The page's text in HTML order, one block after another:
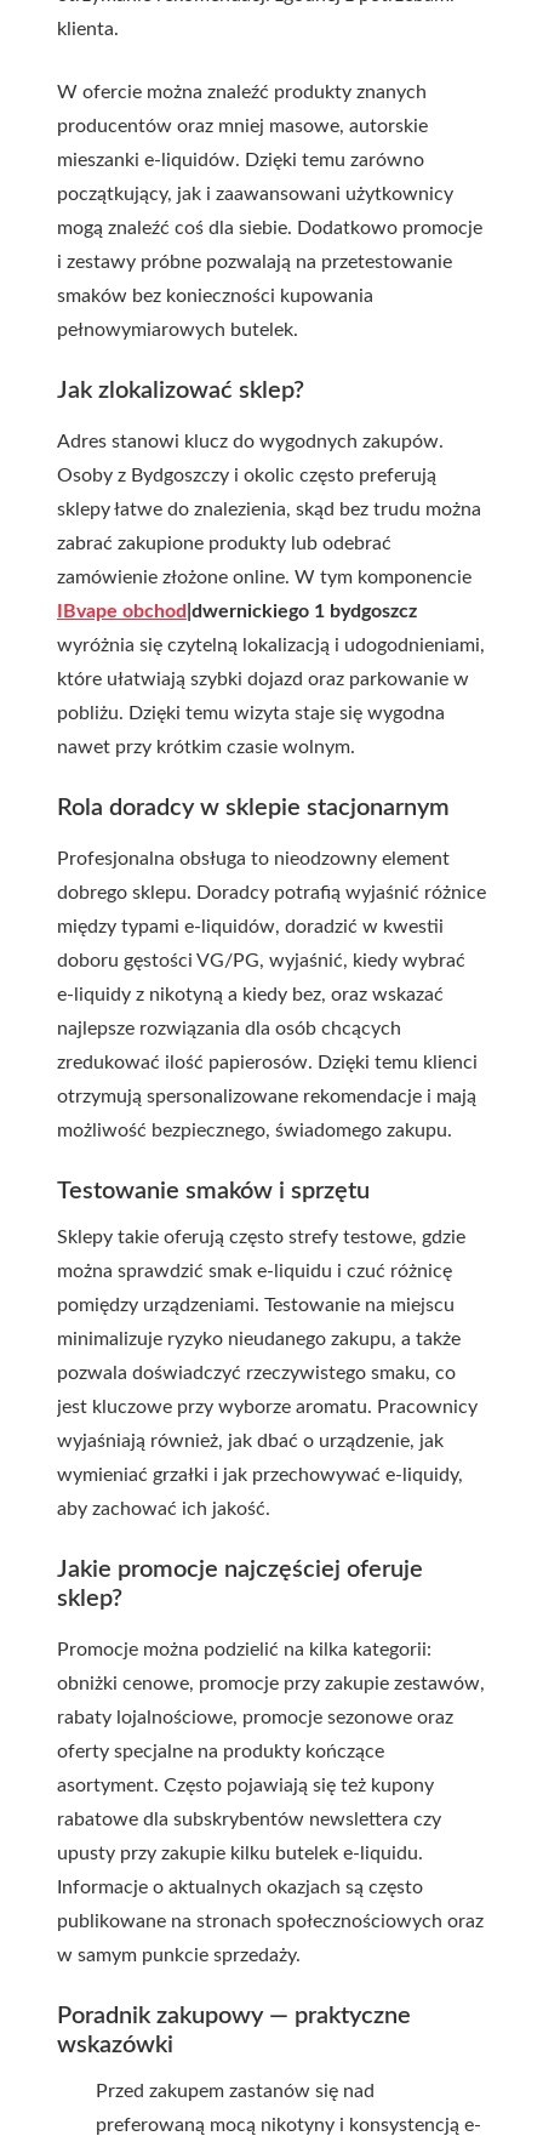
klienta.
W ofercie można znaleźć produkty znanych
producentów oraz mniej masowe, autorskie
mieszanki e-liquidów. Dzięki temu zarówno
początkujący, jak i zaawansowani użytkownicy
mogą znaleźć coś dla siebie. Dodatkowo promocje
i zestawy próbne pozwalają na przetestowanie
smaków bez konieczności kupowania
pełnowymiarowych butelek.
Jak zlokalizować sklep?
Adres stanowi klucz do wygodnych zakupów.
Osoby z Bydgoszczy i okolic często preferują
sklepy łatwe do znalezienia, skąd bez trudu można
zabrać zakupione produkty lub odebrać
zamówienie złożone online. W tym komponencie
IBvape obchod |dwernickiego 1 bydgoszcz
wyróżnia się czytelną lokalizacją i udogodnieniami,
które ułatwiają szybki dojazd oraz parkowanie w
pobliżu. Dzięki temu wizyta staje się wygodna
nawet przy krótkim czasie wolnym.
Rola doradcy w sklepie stacjonarnym
Profesjonalna obsługa to nieodzowny element
dobrego sklepu. Doradcy potrafią wyjaśnić różnice
między typami e-liquidów, doradzić w kwestii
doboru gęstości VG/PG, wyjaśnić, kiedy wybrać
e-liquidy z nikotyną a kiedy bez, oraz wskazać
najlepsze rozwiązania dla osób chcących
zredukować ilość papierosów. Dzięki temu klienci
otrzymują spersonalizowane rekomendacje i mają
możliwość bezpiecznego, świadomego zakupu.
Testowanie smaków i sprzętu
Sklepy takie oferują często strefy testowe, gdzie
można sprawdzić smak e-liquidu i czuć różnicę
pomiędzy urządzeniami. Testowanie na miejscu
minimalizuje ryzyko nieudanego zakupu, a także
pozwala doświadczyć rzeczywistego smaku, co
jest kluczowe przy wyborze aromatu. Pracownicy
wyjaśniają również, jak dbać o urządzenie, jak
wymieniać grzałki i jak przechowywać e-liquidy,
aby zachować ich jakość.
Jakie promocje najczęściej oferuje
sklep?
Promocje można podzielić na kilka kategorii:
obniżki cenowe, promocje przy zakupie zestawów,
rabaty lojalnościowe, promocje sezonowe oraz
oferty specjalne na produkty kończące
asortyment. Często pojawiają się też kupony
rabatowe dla subskrybentów newslettera czy
upusty przy zakupie kilku butelek e-liquidu.
Informacje o aktualnych okazjach są często
publikowane na stronach społecznościowych oraz
w samym punkcie sprzedaży.
Poradnik zakupowy — praktyczne
wskazówki
Przed zakupem zastanów się nad
preferowaną mocą nikotyny i konsystencją e-